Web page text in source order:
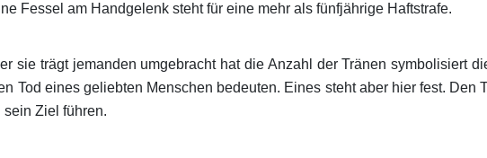
Fessel am Handgelenk steht für eine mehr als fünfjährige Haftstrafe.
sie trägt jemanden umgebracht hat die Anzahl der Tränen symbolisiert
Tod eines geliebten Menschen bedeuten. Eines steht aber hier fest. Den
Ziel führen.